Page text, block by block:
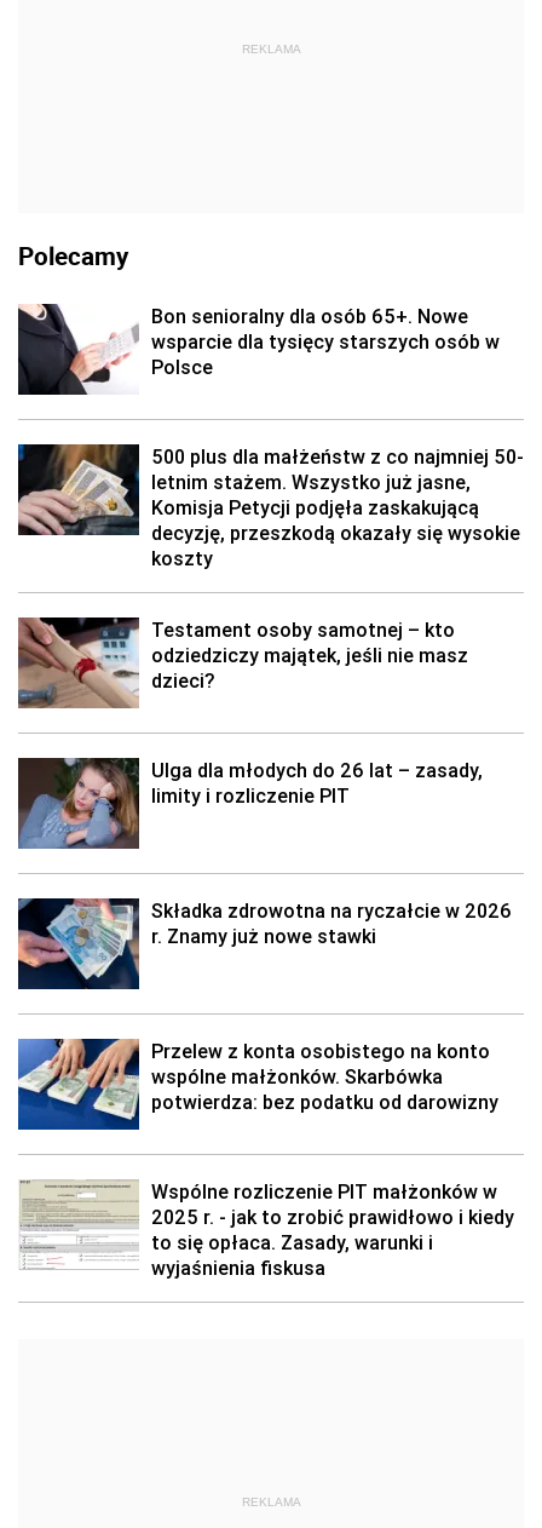
REKLAMA
Polecamy
Bon senioralny dla osób 65+. Nowe
wsparcie dla tysięcy starszych osób w
Polsce
500 plus dla małżeństw z co najmniej 50-
letnim stażem. Wszystko już jasne,
Komisja Petycji podjęła zaskakującą
decyzję, przeszkodą okazały się wysokie
koszty
Testament osoby samotnej – kto
odziedziczy majątek, jeśli nie masz
dzieci?
Ulga dla młodych do 26 lat – zasady,
limity i rozliczenie PIT
Składka zdrowotna na ryczałcie w 2026
r. Znamy już nowe stawki
Przelew z konta osobistego na konto
wspólne małżonków. Skarbówka
potwierdza: bez podatku od darowizny
Wspólne rozliczenie PIT małżonków w
2025 r. - jak to zrobić prawidłowo i kiedy
to się opłaca. Zasady, warunki i
wyjaśnienia fiskusa
REKLAMA